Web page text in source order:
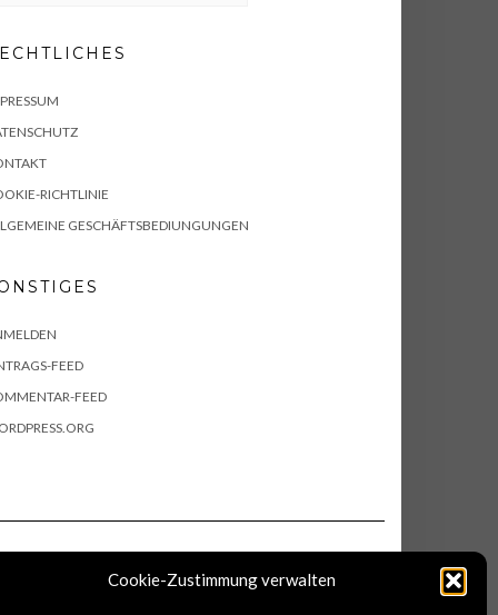
Cookie-Zustimmung verwalten
RICHTLINIE
GESCHÄFTSBEDIUNGUNGEN
FEED
FEED